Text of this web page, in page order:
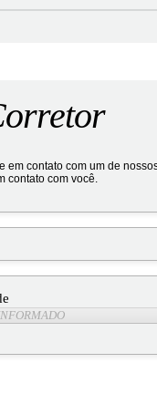
em contato com um de
contato com você.